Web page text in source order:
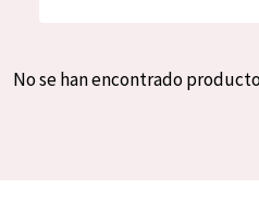
Spanish
No se han encontrado